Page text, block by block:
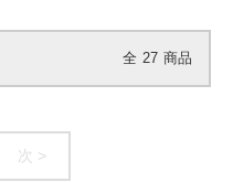
全 27 商品
次 >